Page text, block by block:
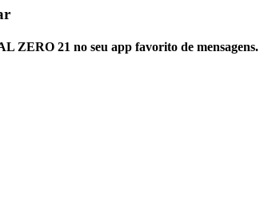
ZERO 21 no seu app favorito de mensagens.